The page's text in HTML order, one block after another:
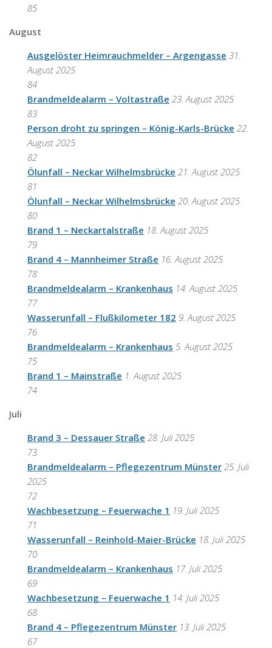
85
August
Ausgelöster Heimrauchmelder – Argengasse 31.
August 2025
84
Brandmeldealarm – Voltastraße 23. August 2025
83
Person droht zu springen – König-Karls-Brücke 22.
August 2025
82
Ölunfall – Neckar Wilhelmsbrücke 21. August 2025
81
Ölunfall – Neckar Wilhelmsbrücke 20. August 2025
80
Brand 1 – Neckartalstraße 18. August 2025
79
Brand 4 – Mannheimer Straße 16. August 2025
78
Brandmeldealarm – Krankenhaus 14. August 2025
77
Wasserunfall – Flußkilometer 182 9. August 2025
76
Brandmeldealarm – Krankenhaus 5. August 2025
75
Brand 1 – Mainstraße 1. August 2025
74
Juli
Brand 3 – Dessauer Straße 28. Juli 2025
73
Brandmeldealarm – Pflegezentrum Münster 25. Juli
2025
72
Wachbesetzung – Feuerwache 1 19. Juli 2025
71
Wasserunfall – Reinhold-Maier-Brücke 18. Juli 2025
70
Brandmeldealarm – Krankenhaus 17. Juli 2025
69
Wachbesetzung – Feuerwache 1 14. Juli 2025
68
Brand 4 – Pflegezentrum Münster 13. Juli 2025
67